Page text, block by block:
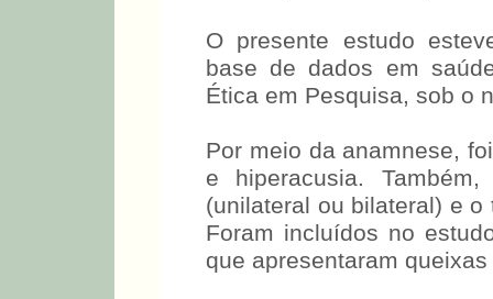
O presente estudo
base de dados em
Ética em Pesquisa, sob o
Por meio da anamnese,
e hiperacusia.
(unilateral ou bilateral) e
Foram incluídos no
que apresentaram